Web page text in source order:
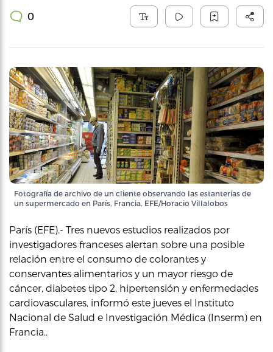
0
Fotografía de archivo de un cliente observando las estanterías de
un supermercado en París, Francia, EFE/Horacio Villalobos
París (EFE).- Tres nuevos estudios realizados por
investigadores franceses alertan sobre una posible
relación entre el consumo de colorantes y
conservantes alimentarios y un mayor riesgo de
cáncer, diabetes tipo 2, hipertensión y enfermedades
cardiovasculares, informó este jueves el Instituto
Nacional de Salud e Investigación Médica (Inserm) en
Francia..